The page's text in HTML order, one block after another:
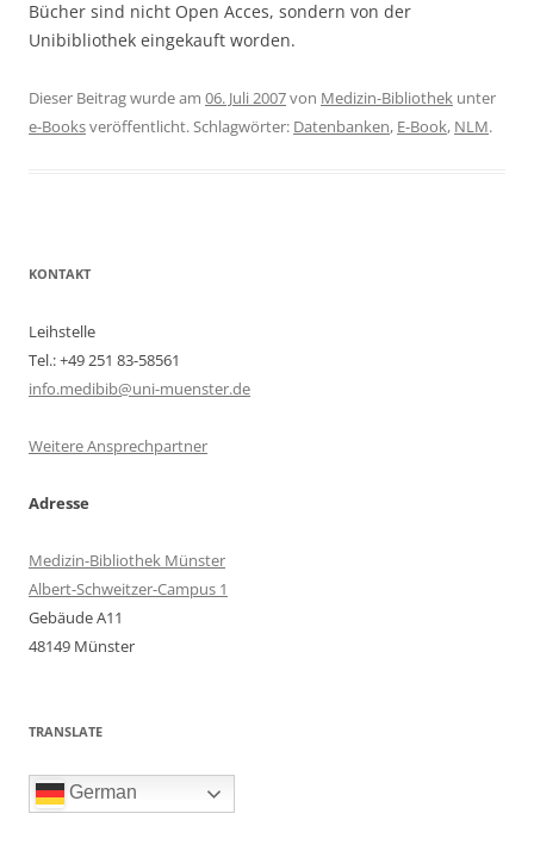
Bücher sind nicht Open Acces, sondern von der
Unibibliothek eingekauft worden.
Dieser Beitrag wurde am 06. Juli 2007von Medizin-Bibliothek unter
e-Booksveröffentlicht. Schlagwörter: Datenbanken, E-Book, NLM.
KONTAKT
Leihstelle
Tel.: +49 251 83-58561
info.medibib@uni-muenster.de
Weitere Ansprechpartner
Adresse
Medizin-Bibliothek Münster
Albert-Schweitzer-Campus 1
Gebäude A11
48149 Münster
TRANSLATE
German